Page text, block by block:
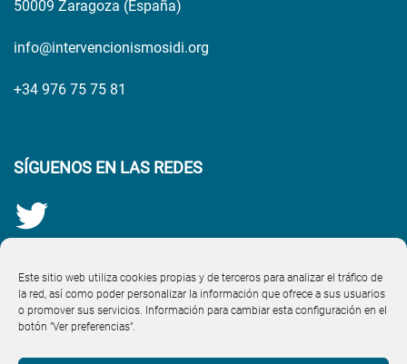
Este sitio web utiliza cookies propias y de terceros para analizar el tráfico de
la red, así como poder personalizar la información que ofrece a sus usuarios
o promover sus servicios. Información para cambiar esta configuración en el
botón "Ver preferencias".
50009 Zaragoza (España)
info@intervencionismosidi.org
+34 976 75 75 81
SÍGUENOS EN LAS REDES